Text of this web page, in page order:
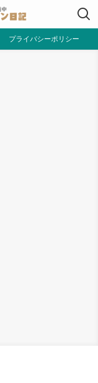
プライバシーポリシー